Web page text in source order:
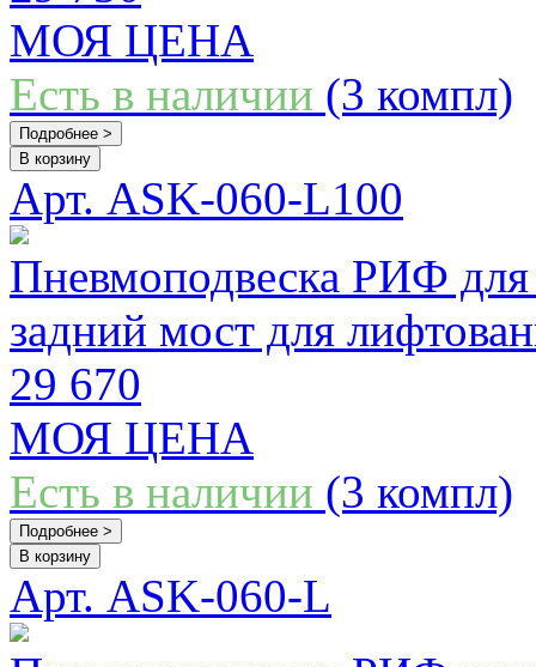
МОЯ ЦЕНА
Есть в наличии (3 компл)
Подробнее >
В корзину
Арт. ASK-060-L100
Пневмоподвеска РИФ
задний мост для
29 670
МОЯ ЦЕНА
Есть в наличии (3 компл)
Подробнее >
В корзину
Арт. ASK-060-L